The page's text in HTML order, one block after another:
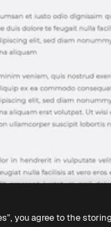
you agree to the